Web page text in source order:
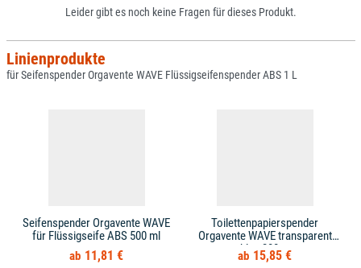
Leider gibt es noch keine Fragen für dieses Produkt.
Linienprodukte
für Seifenspender Orgavente WAVE Flüssigseifenspender ABS 1 L
Seifenspender Orgavente WAVE
für Flüssigseife ABS 500 ml
11,81 €
Toilettenpapierspender
Orgavente WAVE transparent
blau 200 m
15,85 €